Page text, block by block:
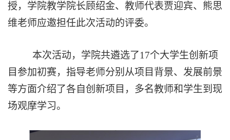
授，学院教学院长顾绍金、教师代表贾迎宾、 熊思
维老师应邀担任此次活动的评委。
本次活动，学院共遴选了17个大学生创新项
目参加初赛，指导老师分别从项目背景、发展前景
等方面介绍了各自创新项目 ，多名教师和学生到现
场观摩学习。